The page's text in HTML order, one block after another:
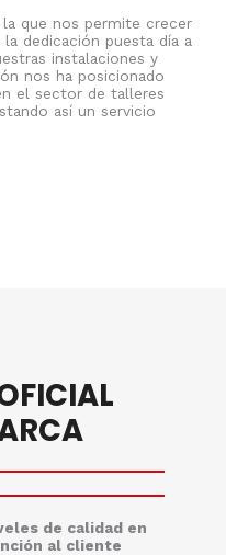
que nos permite crecer
dedicación puesta día a
instalaciones y
nos ha posicionado
el sector de talleres
así un servicio
de calidad en
al cliente